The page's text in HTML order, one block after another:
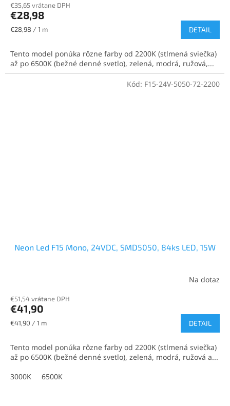
€35,65 vrátane DPH
€28,98
Jednotková
€28,98 / 1 m DETAIL
Tento model ponúka rôzne farby od 2200K (stlmená sviečka)
až po 6500K (bežné denné svetlo), zelená, modrá, ružová,...
Neon Led F15 Mono, 24VDC, SMD5050, 84ks LED, 15W
Na dotaz
€51,54 vrátane DPH
€41,90
Jednotková
€41,90 / 1 m DETAIL
Tento model ponúka rôzne farby od 2200K (stlmená sviečka)
až po 6500K (bežné denné svetlo), zelená, modrá, ružová a...
3000K
6500K
Kód: F15-24V-5050-72-2200